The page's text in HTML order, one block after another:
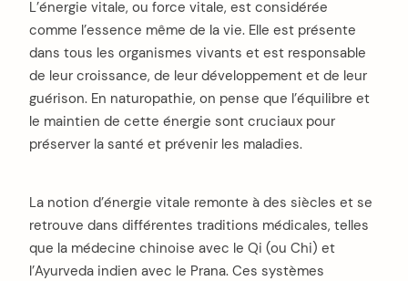
L’énergie vitale, ou force vitale, est considérée
comme l’essence même de la vie. Elle est présente
dans tous les organismes vivants et est responsable
de leur croissance, de leur développement et de leur
guérison. En naturopathie, on pense que l’équilibre et
le maintien de cette énergie sont cruciaux pour
préserver la santé et prévenir les maladies.
La notion d’énergie vitale remonte à des siècles et se
retrouve dans différentes traditions médicales, telles
que la médecine chinoise avec le Qi (ou Chi) et
l’Ayurveda indien avec le Prana. Ces systèmes